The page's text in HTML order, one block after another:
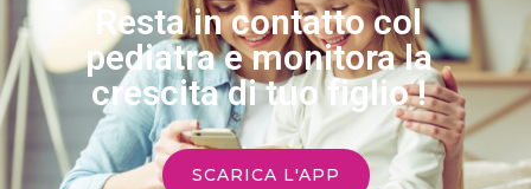
Resta in contatto col
pediatra e monitora la
crescita di tuo figlio !
SCARICA L'APP